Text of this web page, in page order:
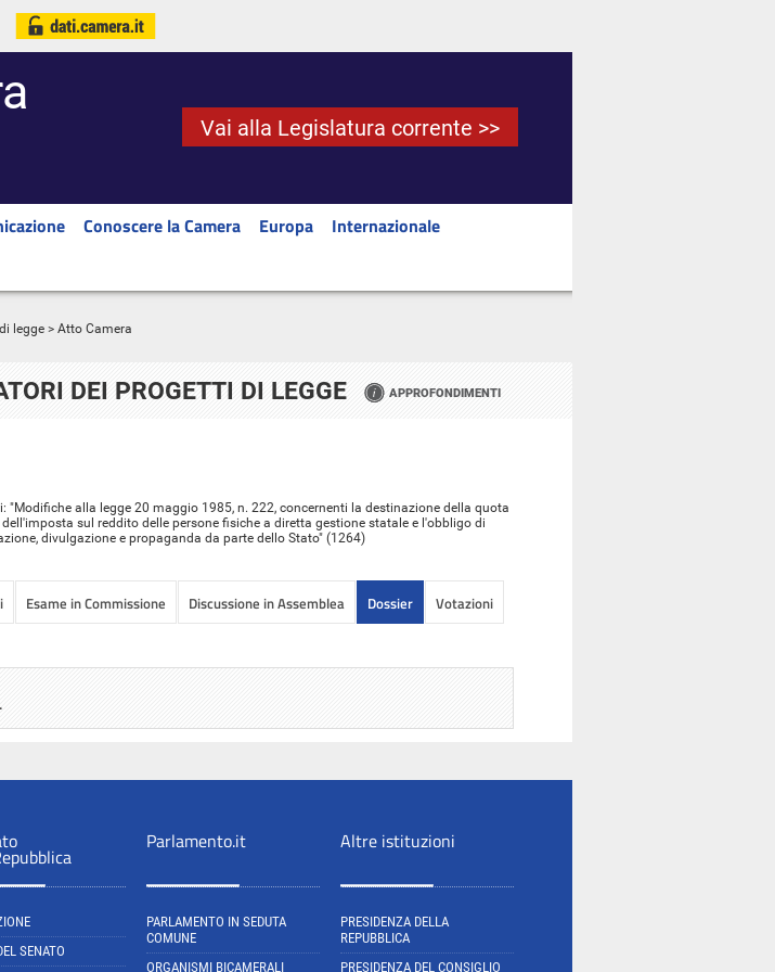
Vai alla Legislatura corrente >>
Conoscere la Camera Europa
Internazionale
legge > Atto Camera
DEI PROGETTI DI LEGGE APPROFONDIMENTI
"Modifiche alla legge 20 maggio 1985, n. 222, concernenti la destinazione della quota
sul reddito delle persone fisiche a diretta gestione statale e l'obbligo di
divulgazione e propaganda da parte dello Stato" (1264)
Esame in Commissione Discussione in Assemblea Dossier
Votazioni
SENATO
Parlamento.it
PARLAMENTO IN SEDUTA
COMUNE
ORGANISMI BICAMERALI
Altre istituzioni
PRESIDENZA DELLA
REPUBBLICA
PRESIDENZA DEL CONSIGLIO